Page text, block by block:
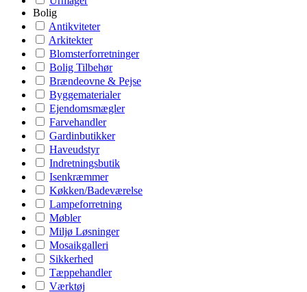
Bolig
Antikviteter
Arkitekter
Blomsterforretninger
Bolig Tilbehør
Brændeovne & Pejse
Byggematerialer
Ejendomsmægler
Farvehandler
Gardinbutikker
Haveudstyr
Indretningsbutik
Isenkræmmer
Køkken/Badeværelse
Lampeforretning
Møbler
Miljø Løsninger
Mosaikgalleri
Sikkerhed
Tæppehandler
Værktøj